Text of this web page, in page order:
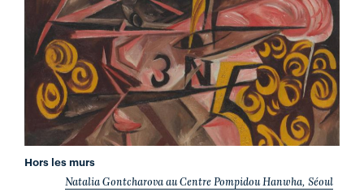
Hors les murs
Natalia Gontcharova au Centre Pompidou Hanwha, Séoul